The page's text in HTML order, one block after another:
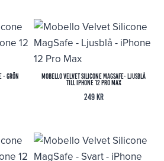
- Grön
Mobello Velvet Silicone MagSafe- Ljusblå
till iPhone 12 Pro Max
249 kr